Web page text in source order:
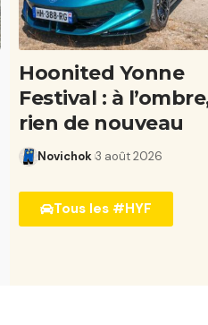
Hoonited Yonne
Festival : à
rien de nouveau
Novichok 3 août 2026
Tous les #HYF